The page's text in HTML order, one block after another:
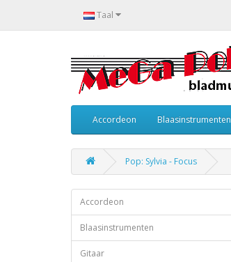
Taal
Accordeon Blaasinstrumenten
Pop: Sylvia - Focus
Accordeon
Blaasinstrumenten
Gitaar